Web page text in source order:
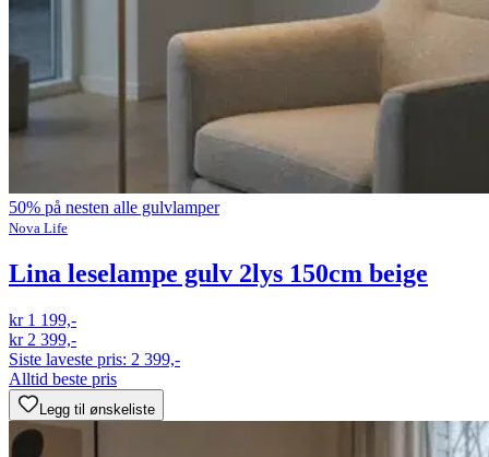
50% på nesten alle gulvlamper
Nova Life
Lina leselampe gulv 2lys 150cm beige
kr 1 199,-
kr 2 399,-
Siste laveste pris: 2 399,-
Alltid beste pris
Legg til ønskeliste